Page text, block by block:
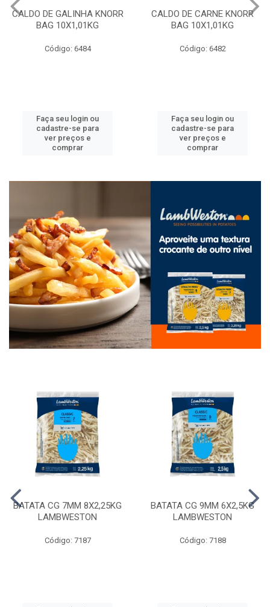
CALDO DE GALINHA KNORR
BAG 10X1,01KG
Código: 6484
Faça seu login ou
cadastre-se para
ver preços e
comprar
CALDO DE CARNE KNORR
BAG 10X1,01KG
Código: 6482
Faça seu login ou
cadastre-se para
ver preços e
comprar
BATATA CG 7MM 8X2,25KG
LAMBWESTON
Código: 7187
BATATA CG 9MM 6X2,5KG
LAMBWESTON
Código: 7188